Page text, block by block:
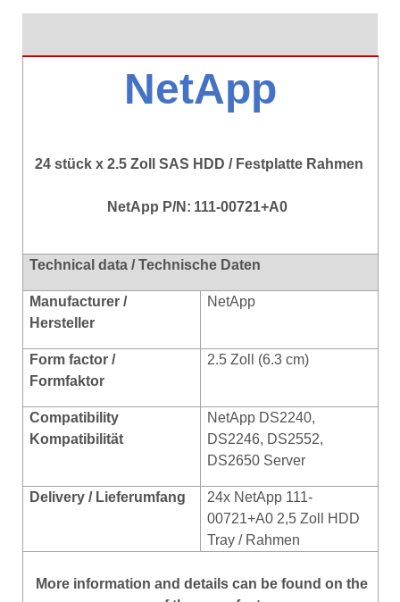
NetApp
24 stück x 2.5 Zoll SAS HDD / Festplatte Rahmen
NetApp P/N: 111-00721+A0
Technical data / Technische Daten
Manufacturer /
Hersteller
NetApp
Form factor /
Formfaktor
2.5 Zoll (6.3 cm)
Compatibility
Kompatibilität
NetApp DS2240,
DS2246, DS2552,
DS2650 Server
Delivery / Lieferumfang
24x NetApp 111-
00721+A0 2,5 Zoll HDD
Tray / Rahmen
More information and details can be found on the